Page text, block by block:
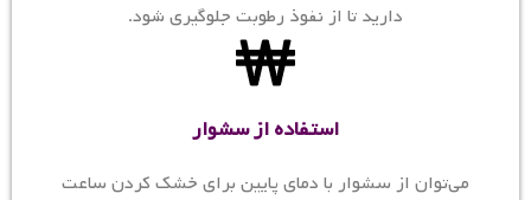
دارید تا از نفوذ رطوبت جلوگیری شود.
استفاده از سشوار
می‌توان از سشوار با دمای پایین برای خشک کردن ساعت